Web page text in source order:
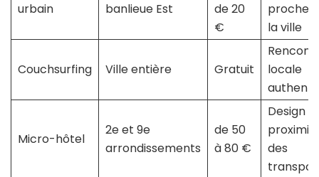
urbain
banlieue Est
de 20
€
proche
la ville
Couchsurfing Ville entière Gratuit
locale
Micro-hôtel
2e et 9e
arrondissements
de 50
à 80 €
Design
des